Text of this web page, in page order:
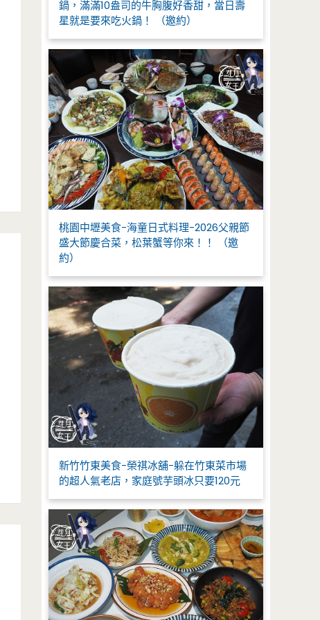
鍋，滿滿10盎司的牛胸腹好香甜，當日壽
星就是要來吃火鍋！ （邀約）
桃園中壢美食-海童日式料理-2026父親節
盛大節慶合菜，松葉蟹等你來！！ （邀
約）
新竹竹東美食-榮祺冰舖-躲在竹東菜市場
的超人氣老店，家庭號芋頭冰只要120元